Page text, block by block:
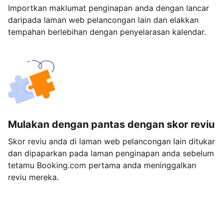
Importkan maklumat penginapan anda dengan lancar
daripada laman web pelancongan lain dan elakkan
tempahan berlebihan dengan penyelarasan kalendar.
Mulakan dengan pantas dengan skor reviu
Skor reviu anda di laman web pelancongan lain ditukar
dan dipaparkan pada laman penginapan anda sebelum
tetamu Booking.com pertama anda meninggalkan
reviu mereka.